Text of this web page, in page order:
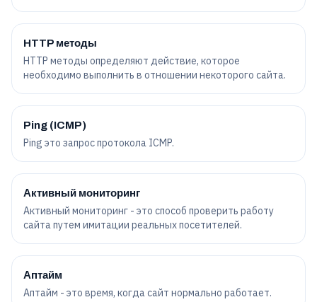
HTTP методы
HTTP методы определяют действие, которое
необходимо выполнить в отношении некоторого сайта.
Ping (ICMP)
Ping это запрос протокола ICMP.
Активный мониторинг
Активный мониторинг - это способ проверить работу
сайта путем имитации реальных посетителей.
Аптайм
Аптайм - это время, когда сайт нормально работает.